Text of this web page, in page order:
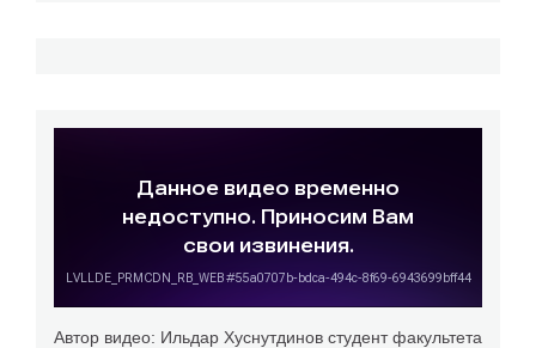
Автор видео: Ильдар Хуснутдинов студент факультета